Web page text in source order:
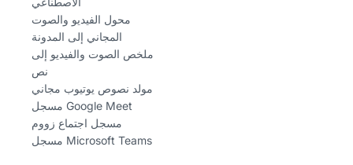
محول الفيديو والصوت
المجاني إلى المدونة
ملخص الصوت والفيديو إلى
نص
مولد نصوص يوتيوب مجاني
مسجل Google Meet
مسجل اجتماع زووم
مسجل Microsoft Teams